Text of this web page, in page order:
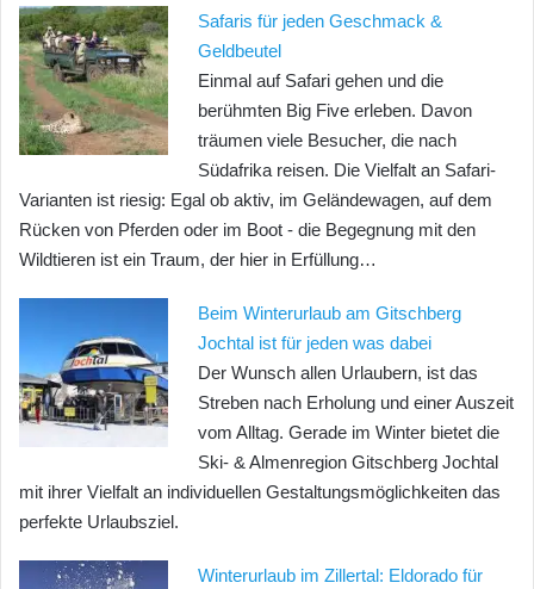
Safaris für jeden Geschmack &
Geldbeutel
Einmal auf Safari gehen und die
berühmten Big Five erleben. Davon
träumen viele Besucher, die nach
Südafrika reisen. Die Vielfalt an Safari-
Varianten ist riesig: Egal ob aktiv, im Geländewagen, auf dem
Rücken von Pferden oder im Boot - die Begegnung mit den
Wildtieren ist ein Traum, der hier in Erfüllung…
Beim Winterurlaub am Gitschberg
Jochtal ist für jeden was dabei
Der Wunsch allen Urlaubern, ist das
Streben nach Erholung und einer Auszeit
vom Alltag. Gerade im Winter bietet die
Ski- & Almenregion Gitschberg Jochtal
mit ihrer Vielfalt an individuellen Gestaltungsmöglichkeiten das
perfekte Urlaubsziel.
Winterurlaub im Zillertal: Eldorado für